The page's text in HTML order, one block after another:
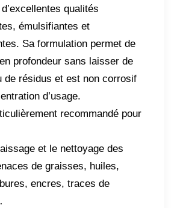
qualités
émulsifiantes et
Sa formulation permet de
profondeur sans laisser de
de résidus et est non corrosif
d’usage.
recommandé pour
et le nettoyage des
de graisses, huiles,
encres, traces de